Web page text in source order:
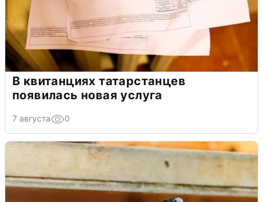
В квитанциях татарстанцев
появилась новая услуга
7 августа 0